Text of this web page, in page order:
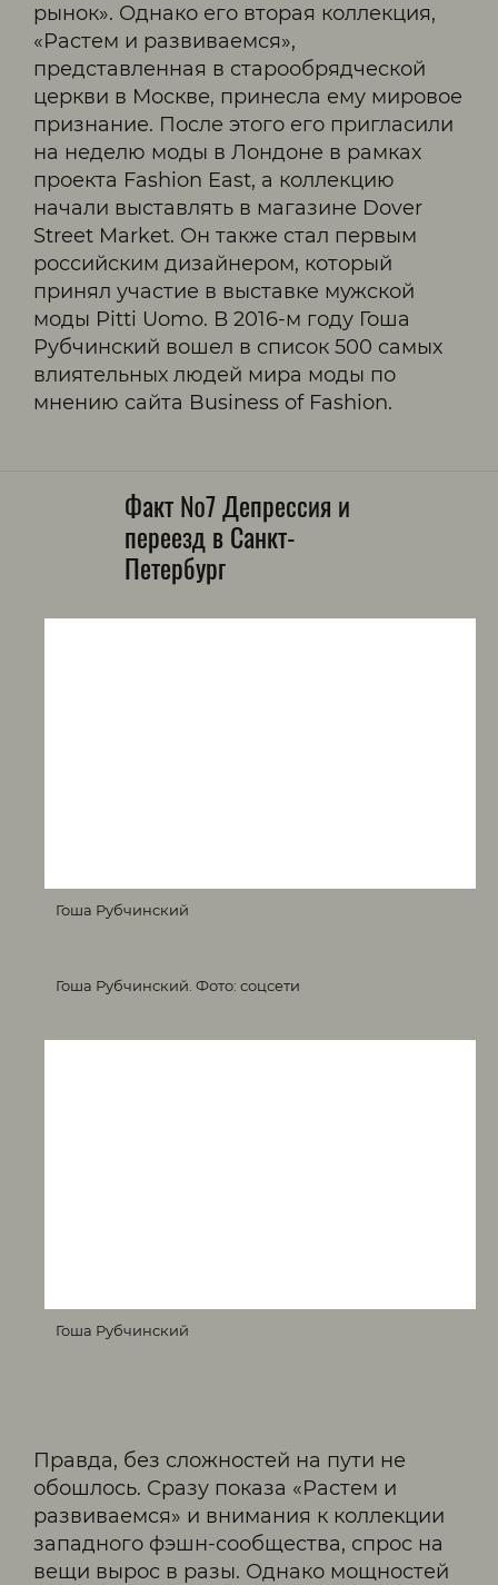
рынок». Однако его вторая коллекция,
«Растем и развиваемся»,
представленная в старообрядческой
церкви в Москве, принесла ему мировое
признание. После этого его пригласили
на неделю моды в Лондоне в рамках
проекта Fashion East, а коллекцию
начали выставлять в магазине Dover
Street Market. Он также стал первым
российским дизайнером, который
принял участие в выставке мужской
моды Pitti Uomo. В 2016-м году Гоша
Рубчинский вошел в список 500 самых
влиятельных людей мира моды по
мнению сайта Business of Fashion.
Факт №7 Депрессия и
переезд в Санкт-
Петербург
Гоша Рубчинский
Гоша Рубчинский. Фото: соцсети
Гоша Рубчинский
Правда, без сложностей на пути не
обошлось. Сразу показа «Растем и
развиваемся» и внимания к коллекции
западного фэшн-сообщества, спрос на
вещи вырос в разы. Однако мощностей